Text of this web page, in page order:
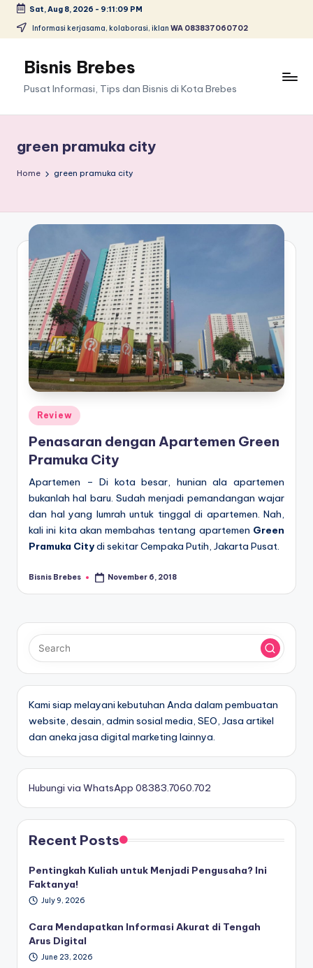
Skip
content
Sat, Aug 8, 2026 - 9:11:09 PM
Informasi kerjasama, kolaborasi, iklan WA 083837060702
Bisnis Brebes
Pusat Informasi, Tips dan Bisnis di Kota Brebes
green pramuka city
Home green pramuka city
Posted
in
Review
Penasaran dengan Apartemen Green
Pramuka City
Apartemen – Di kota besar, hunian ala apartemen
bukanlah hal baru. Sudah menjadi pemandangan wajar
dan hal yang lumrah untuk tinggal di apartemen. Nah,
kali ini kita akan membahas tentang apartemen Green
Pramuka Citydi sekitar Cempaka Putih, Jakarta Pusat.
Posted
Bisnis Brebes November 6, 2018
Kami siap melayani kebutuhan Anda dalam pembuatan
website, desain, admin sosial media, SEO, Jasa artikel
dan aneka jasa digital marketing lainnya.
Hubungi via WhatsApp 08383.7060.702
Recent Posts
Pentingkah Kuliah untuk Menjadi Pengusaha? Ini
Faktanya!
July 9, 2026
Cara Mendapatkan Informasi Akurat di Tengah
Arus Digital
June 23, 2026